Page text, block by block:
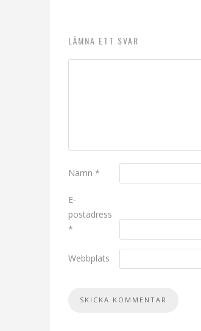
LÄMNA ETT SVAR
Namn *
E-
postadress
*
Webbplats